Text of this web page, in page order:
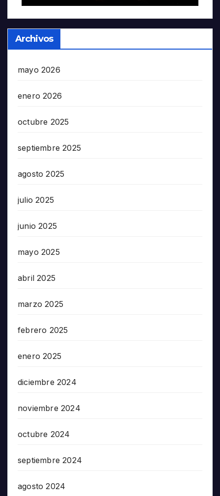
Archivos
mayo 2026
enero 2026
octubre 2025
septiembre 2025
agosto 2025
julio 2025
junio 2025
mayo 2025
abril 2025
marzo 2025
febrero 2025
enero 2025
diciembre 2024
noviembre 2024
octubre 2024
septiembre 2024
agosto 2024